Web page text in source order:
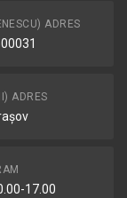
ADRES
ADRES
17.00